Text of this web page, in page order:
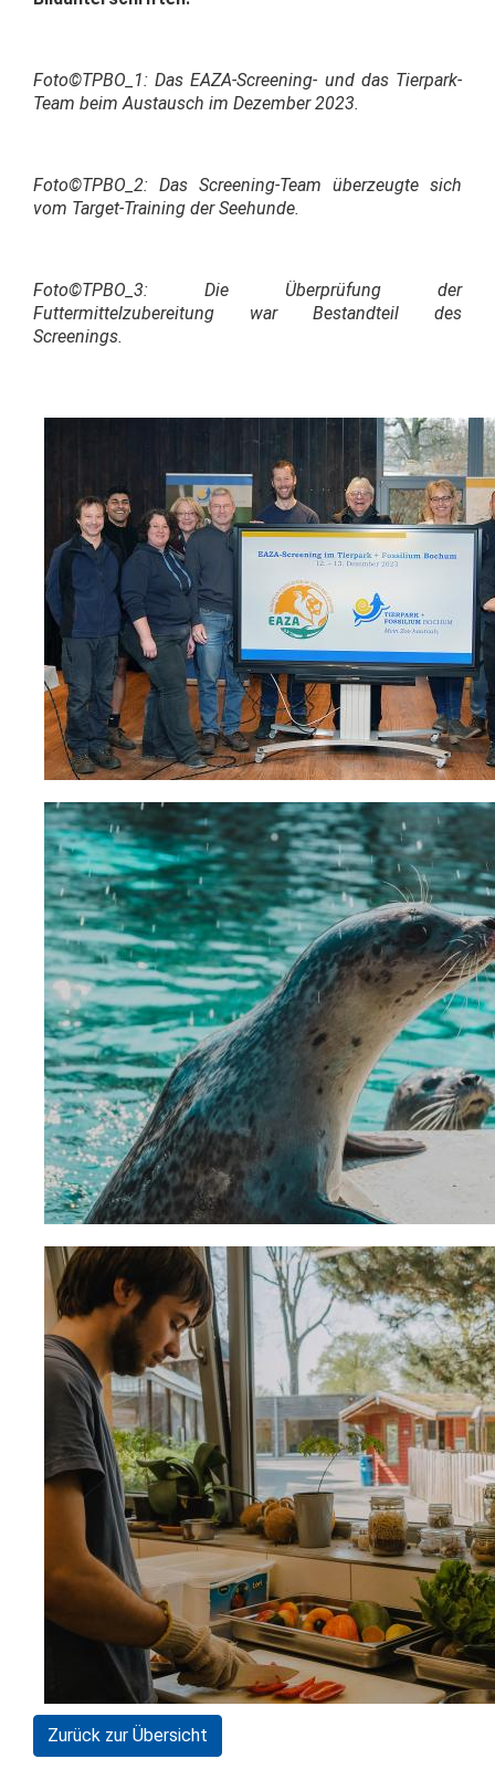
Foto©TPBO_1: Das EAZA-Screening- und das Tierpark-
Team beim Austausch im Dezember 2023.
Foto©TPBO_2: Das Screening-Team überzeugte sich
vom Target-Training der Seehunde.
Foto©TPBO_3: Die Überprüfung der
Futtermittelzubereitung war Bestandteil des
Screenings.
Zurück zur Übersicht